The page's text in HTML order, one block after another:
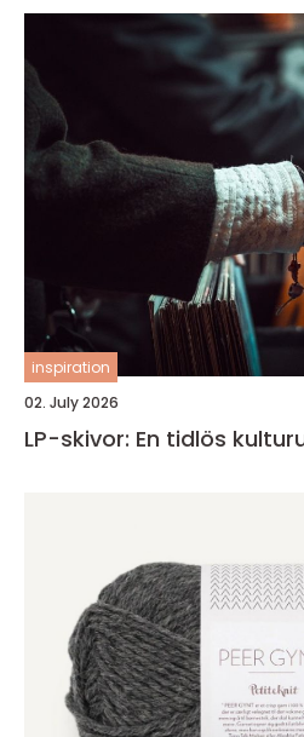
inspiration
02. July 2026
LP-skivor: En tidlös